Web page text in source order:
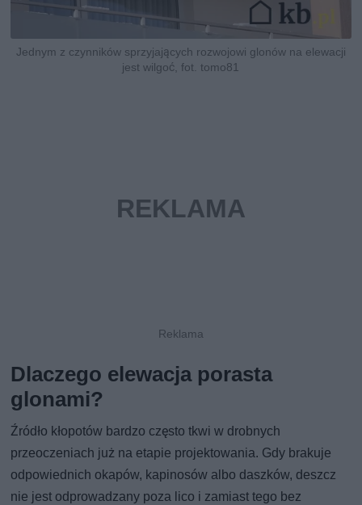
Jednym z czynników sprzyjających rozwojowi glonów na elewacji
jest wilgoć, fot. tomo81
Dlaczego elewacja porasta
glonami?
Źródło kłopotów bardzo często tkwi w drobnych
przeoczeniach już na etapie projektowania. Gdy brakuje
odpowiednich okapów, kapinosów albo daszków, deszcz
nie jest odprowadzany poza lico i zamiast tego bez